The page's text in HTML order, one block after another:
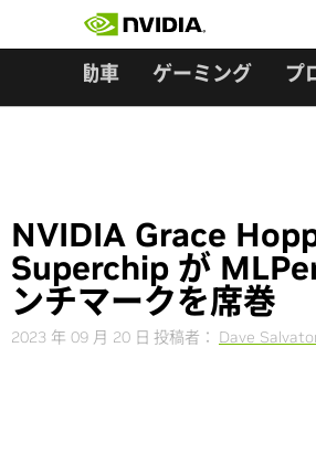
自動車 ゲーミング プ
NVIDIA Grace
Superchip が
ンチマークを席巻
2023 年 09 月 20 日 投稿者： Dave